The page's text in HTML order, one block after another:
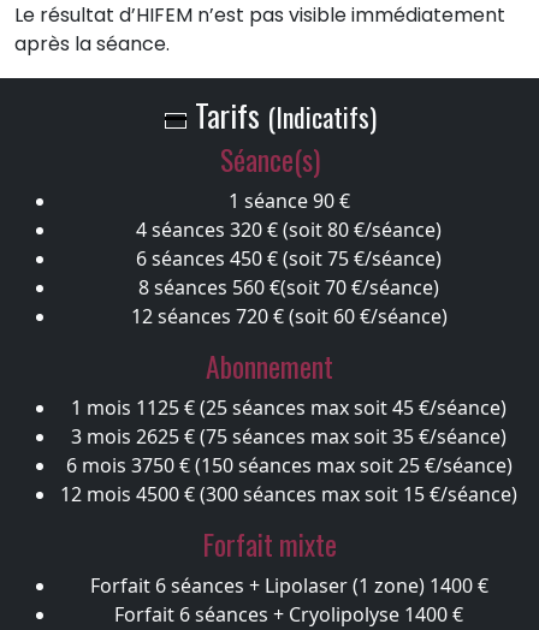
Le résultat d’HIFEM n’est pas visible immédiatement
après la séance.
Tarifs (Indicatifs)
Séance(s)
1 séance 90 €
4 séances 320 € (soit 80 €/séance)
6 séances 450 € (soit 75 €/séance)
8 séances 560 €(soit 70 €/séance)
12 séances 720 € (soit 60 €/séance)
Abonnement
1 mois 1125 € (25 séances max soit 45 €/séance)
3 mois 2625 € (75 séances max soit 35 €/séance)
6 mois 3750 € (150 séances max soit 25 €/séance)
12 mois 4500 € (300 séances max soit 15 €/séance)
Forfait mixte
Forfait 6 séances + Lipolaser (1 zone)1400 €
Forfait 6 séances + Cryolipolyse 1400 €